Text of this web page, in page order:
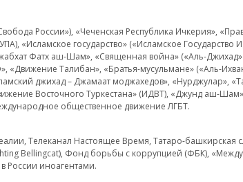
России»), «Чеченская Республика Ичкерия»,
«Исламское государство» («Исламское
Фатх аш-Шам», «Священная война» («Аль-Джихад»
Талибан», «Братья-мусульмане» («Аль-
джихад – Джамаат моджахедов», «Нурджулар»,
Восточного Туркестана» (ИДВТ), «Джунд аш-
общественное движение ЛГБТ.
Телеканал Настоящее Время, Татаро-
Bellingcat), Фонд борьбы с коррупцией (ФБК),
России иноагентами.